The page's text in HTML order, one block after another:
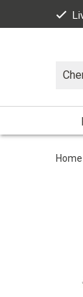
Home